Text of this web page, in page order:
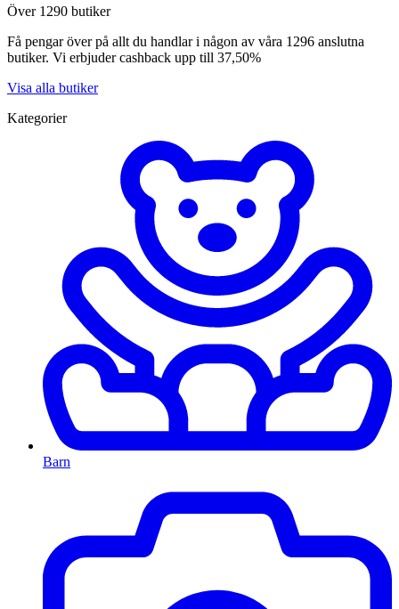
Över 1290 butiker
Få pengar över på allt du handlar i någon av våra 1296 anslutna
butiker. Vi erbjuder cashback upp till 37,50%
Visa alla butiker
Kategorier
Barn